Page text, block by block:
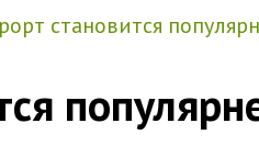
становится